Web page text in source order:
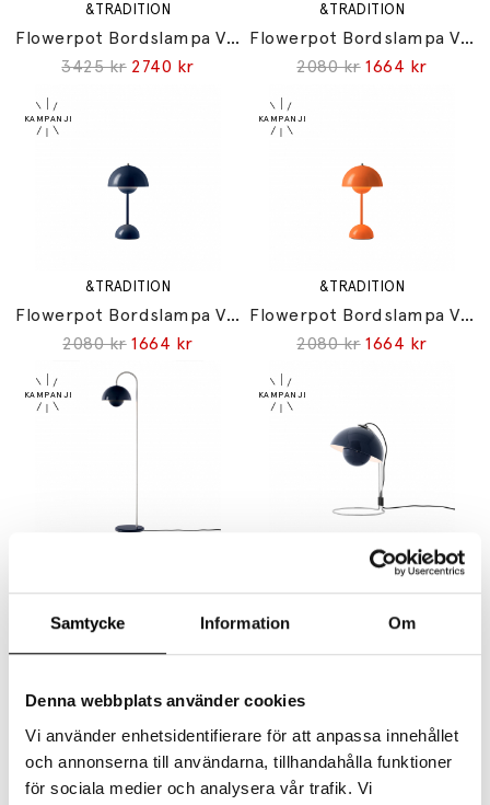
Samtycke Information Om
Denna webbplats använder cookies
Vi använder enhetsidentifierare för att anpassa innehållet
och annonserna till användarna, tillhandahålla funktioner
för sociala medier och analysera vår trafik. Vi
&TRADITION
Flowerpot Bordslampa VP3 Zesty Orange
3425 kr 2740 kr
&TRADITION
Flowerpot Bordslampa VP9 Portable Ivory
2080 kr 1664 kr
&TRADITION
Flowerpot Bordslampa VP9 Portable Steel Blue
2080 kr 1664 kr
&TRADITION
Flowerpot Bordslampa VP9 Portable Zesty Orange
2080 kr 1664 kr
Flowerpot Golvlampa VP12 Steel Blue
7155 kr
&TRADITION
Flowerpot Bordslampa VP4 Steel Blue
2740 kr